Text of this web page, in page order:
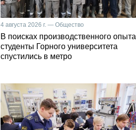
4 августа 2026 г. — Общество
В поисках производственного опыта
студенты Горного университета
спустились в метро